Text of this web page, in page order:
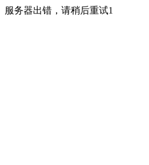
服务器出错，请稍后重试1